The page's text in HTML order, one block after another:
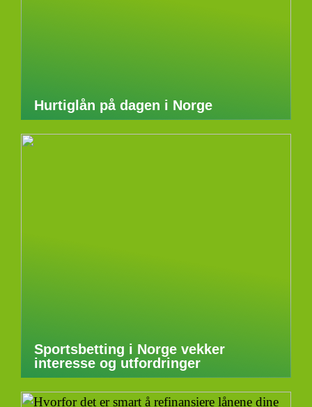
Hurtiglån på dagen i Norge
Sportsbetting i Norge vekker
interesse og utfordringer